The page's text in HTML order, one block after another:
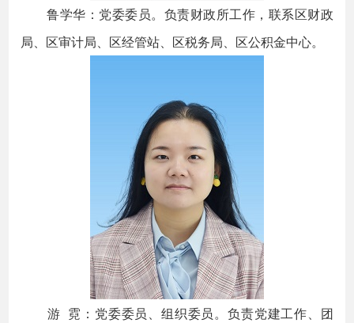
鲁学华：党委委员。负责财政所工作，联系区财政
局、区审计局、区经管站、区税务局、区公积金中心。
游 霓：党委委员、组织委员。负责党建工作、团